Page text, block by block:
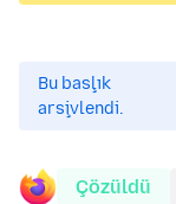
Bu başlık
arşivlendi.
Çözüldü